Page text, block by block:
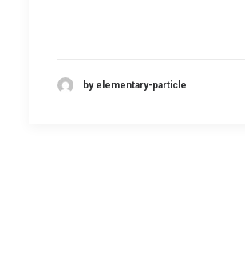
by elementary-particle